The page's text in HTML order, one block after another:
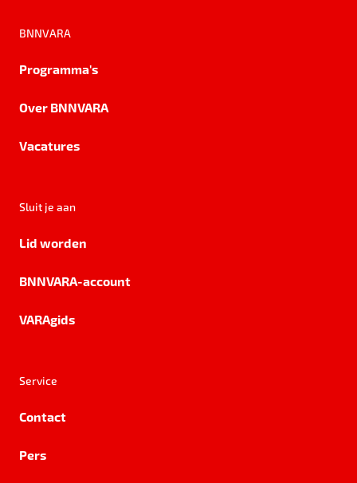
BNNVARA
Programma's
Over BNNVARA
Vacatures
Sluit je aan
Lid worden
BNNVARA-account
VARAgids
Service
Contact
Pers